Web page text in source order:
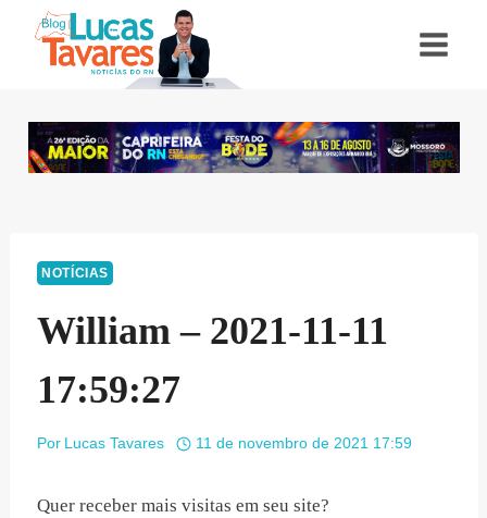
NOTÍCIAS
William – 2021-11-11
17:59:27
Por Lucas Tavares 11 de novembro de 2021 17:59
Quer receber mais visitas em seu site?